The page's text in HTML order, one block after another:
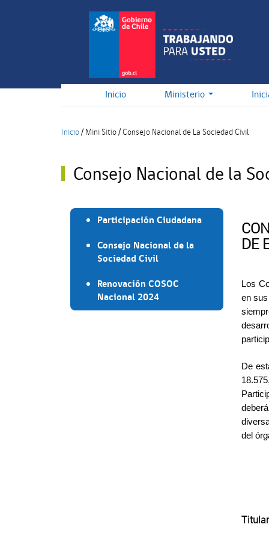
Inicio Ministerio
Inicio/ Mini Sitio/Consejo Nacional de La Sociedad Civil
Consejo Nacional de la
Participación Ciudadana
Consejo Nacional de la
Sociedad Civil
Renovación COSOC
Nacional 2024
DE
Los
en
De
del